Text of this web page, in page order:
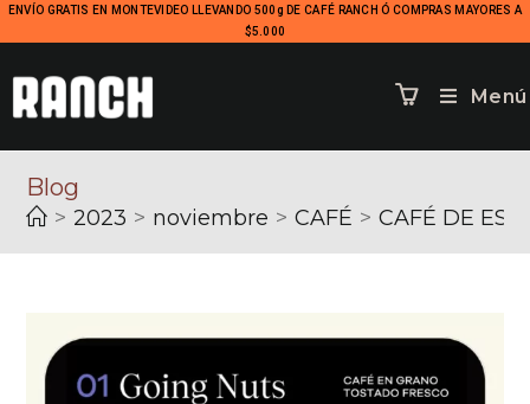
ENVÍO GRATIS EN MONTEVIDEO LLEVANDO 500g DE CAFÉ RANCH Ó COMPRAS MAYORES A
$5.000
Menú
Blog
> 2023 > noviembre > CAFÉ > CAFÉ DE